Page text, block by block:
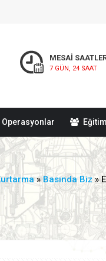
MESAİ
7 GÜN, 24 SAAT
Operasyonlar
»Basında Biz»